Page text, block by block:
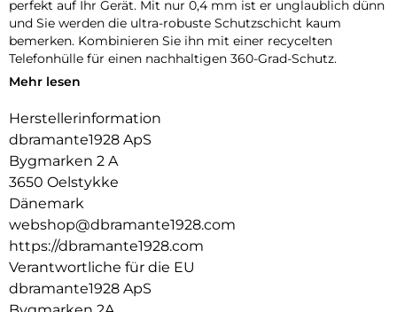
perfekt auf Ihr Gerät. Mit nur 0,4 mm ist er unglaublich dünn
und Sie werden die ultra-robuste Schutzschicht kaum
bemerken. Kombinieren Sie ihn mit einer recycelten
Telefonhülle für einen nachhaltigen 360-Grad-Schutz.
Antimikrobiell behandelt, um mikrobielles Wachstum zu
Anti-Fingerabdruck – mit einer Anti-Fingerabdruck-
Beschichtung versehen, um Fingerabdrücke zu reduzieren
Mehr lesen
Herstellerinformation
dbramante1928 ApS
Bygmarken 2 A
3650 Oelstykke
Dänemark
webshop@dbramante1928.com
https://dbramante1928.com
Verantwortliche für die EU
dbramante1928 ApS